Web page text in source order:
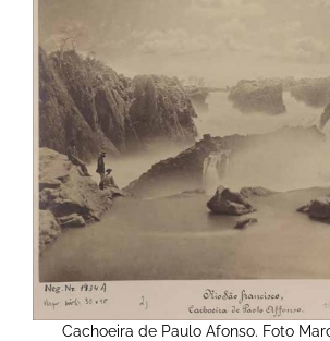
Cachoeira de Paulo Afonso. Foto